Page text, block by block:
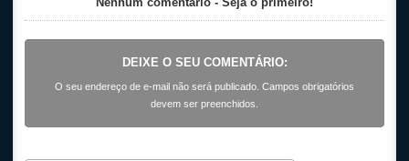
DEIXE O SEU COMENTÁRIO:
O seu endereço de e-mail não será publicado. Campos obrigatórios
devem ser preenchidos.